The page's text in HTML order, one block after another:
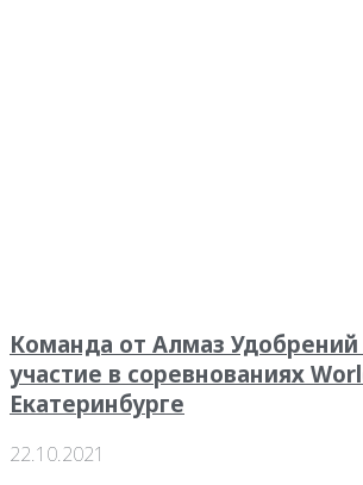
Команда от Алмаз
участие в соревнованиях
Екатеринбурге
22.10.2021